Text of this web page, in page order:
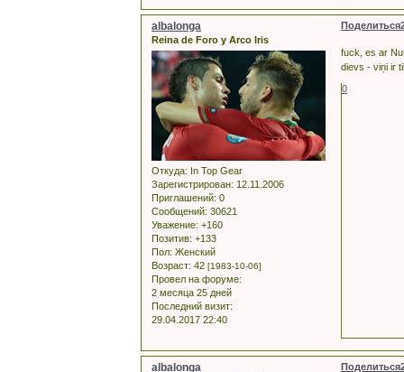
Поделиться
albalonga
Reina de Foro y Arco Iris
Откуда: In Top Gear
Зарегистрирован: 12.11.2006
Приглашений: 0
Сообщений: 30621
Уважение: +160
Позитив: +133
Пол: Женский
Возраст: 42 [1983-10-06]
Провел на форуме:
2 месяца 25 дней
Последний визит:
29.04.2017 22:40
fuck, es ar
dievs - viņi ir
0
Поделиться
albalonga